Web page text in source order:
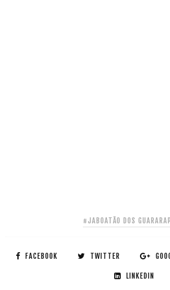
#JABOATÃO DOS
FACEBOOK TWITTER
LINKEDIN